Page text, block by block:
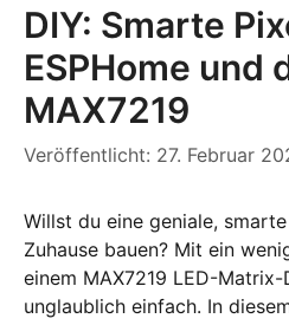
DIY: Smarte
ESPHome und
MAX7219
Veröffentlicht: 27. Februar
Willst du eine geniale,
Zuhause bauen? Mit ein
einem MAX7219 LED-
unglaublich einfach. In